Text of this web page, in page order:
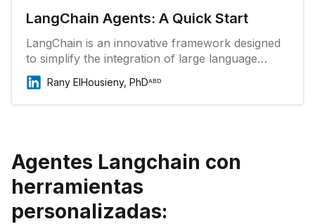
LangChain Agents: A Quick Start
LangChain is an innovative framework designed
to simplify the integration of large language
models (LLMs) into applications. One of its core
features is the concept of “agents.
Rany ElHousieny, PhDᴬᴮᴰ
Agentes Langchain con
herramientas
personalizadas: